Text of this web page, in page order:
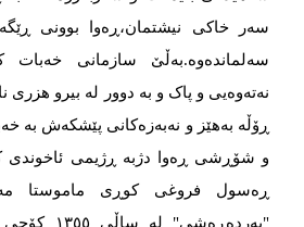
سەر خاکی نیشتمان،ڕەوا بوونی
سەلماندەوە.بەڵێ‌ سازمانی خەبات
نەتەوەیی و پاک و بە دوور لە بیرو هزری
ڕۆڵە بەهێز و نەبەزەکانی پێشکەش بە
و شۆڕشی ڕەوا دژبە ڕژیمی ئاخوندی
ڕەسول فروغی کوڕی ماموستا